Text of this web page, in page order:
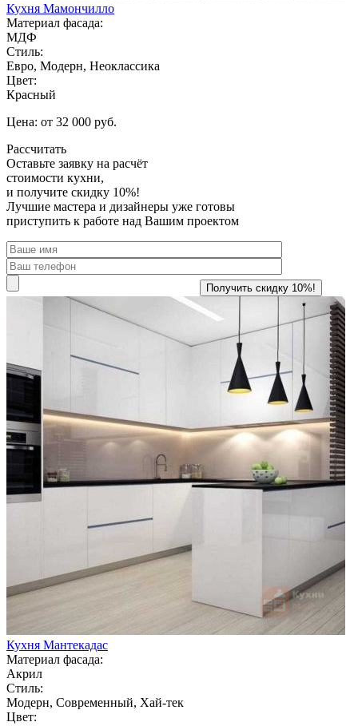
Кухня Мамончилло
Материал фасада:
МДФ
Стиль:
Евро, Модерн, Неоклассика
Цвет:
Красный
Цена: от 32 000 руб.
Рассчитать
Оставьте заявку на расчёт
стоимости кухни,
и получите скидку 10%!
Лучшие мастера и дизайнеры уже готовы
приступить к работе над Вашим проектом
Кухня Мантекадас
Материал фасада:
Акрил
Стиль:
Модерн, Современный, Хай-тек
Цвет: